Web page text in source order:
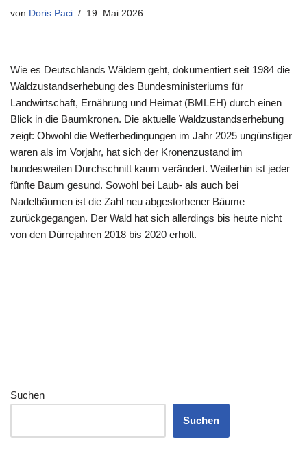
von Doris Paci 19. Mai 2026
Wie es Deutschlands Wäldern geht, dokumentiert seit 1984 die
Waldzustandserhebung des Bundesministeriums für
Landwirtschaft, Ernährung und Heimat (BMLEH) durch einen
Blick in die Baumkronen. Die aktuelle Waldzustandserhebung
zeigt: Obwohl die Wetterbedingungen im Jahr 2025 ungünstiger
waren als im Vorjahr, hat sich der Kronenzustand im
bundesweiten Durchschnitt kaum verändert. Weiterhin ist jeder
fünfte Baum gesund. Sowohl bei Laub- als auch bei
Nadelbäumen ist die Zahl neu abgestorbener Bäume
zurückgegangen. Der Wald hat sich allerdings bis heute nicht
von den Dürrejahren 2018 bis 2020 erholt.
Suchen
Suchen